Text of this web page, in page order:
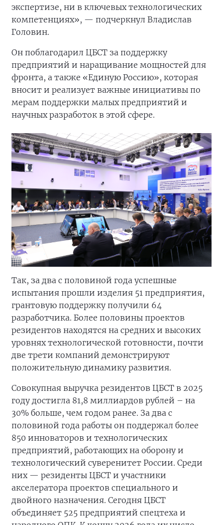
экспертизе, ни в ключевых технологических
компетенциях», — подчеркнул Владислав
Головин.
Он поблагодарил ЦБСТ за поддержку
предприятий и наращивание мощностей для
фронта, а также «Единую Россию», которая
вносит и реализует важные инициативы по
мерам поддержки малых предприятий и
научных разработок в этой сфере.
Так, за два с половиной года успешные
испытания прошли изделия 51 предприятия,
грантовую поддержку получили 64
разработчика. Более половины проектов
резидентов находятся на средних и высоких
уровнях технологической готовности, почти
две трети компаний демонстрируют
положительную динамику развития.
Совокупная выручка резидентов ЦБСТ в 2025
году достигла 81,8 миллиардов рублей – на
30% больше, чем годом ранее. За два с
половиной года работы он поддержал более
850 инноваторов и технологических
предприятий, работающих на оборону и
технологический суверенитет России. Среди
них — резиденты ЦБСТ и участники
акселератора проектов специального и
двойного назначения. Сегодня ЦБСТ
объединяет 525 предприятий спецтеха и